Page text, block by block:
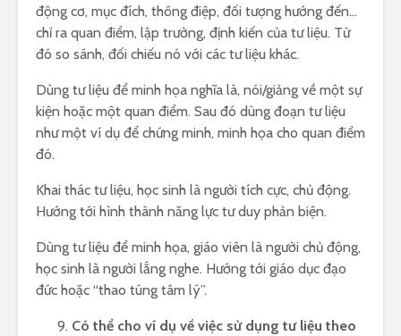
động cơ, mục đích, thông điệp, đối tượng hướng đến…
chỉ ra quan điểm, lập trường, định kiến của tư liệu. Từ
đó so sánh, đối chiếu nó với các tư liệu khác.
Dùng tư liệu để minh họa nghĩa là, nói/giảng về một sự
kiện hoặc một quan điểm. Sau đó dùng đoạn tư liệu
như một ví dụ để chứng minh, minh họa cho quan điểm
đó.
Khai thác tư liệu, học sinh là người tích cực, chủ động.
Hướng tới hình thành năng lực tư duy phản biện.
Dùng tư liệu để minh họa, giáo viên là người chủ động,
học sinh là người lắng nghe. Hướng tới giáo dục đạo
đức hoặc “thao túng tâm lý”.
Có thể cho ví dụ về việc sử dụng tư liệu theo